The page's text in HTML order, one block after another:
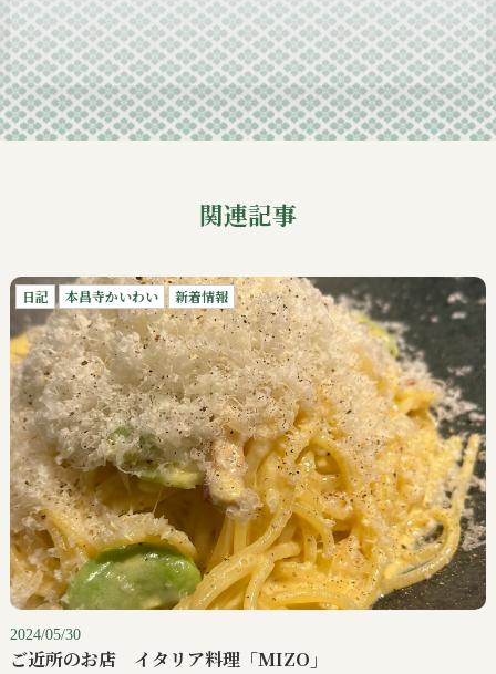
2024-10
2024-09
関連記事
日記 本昌寺かいわい 新着情報
2024/05/30
ご近所のお店 イタリア料理「MIZO」